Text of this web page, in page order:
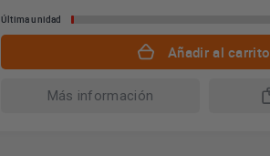
Última unidad
Añadir al carrito
Más información